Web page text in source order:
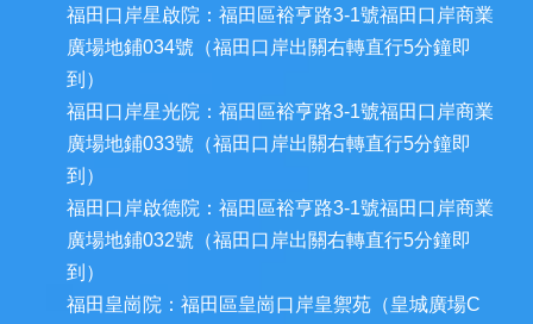
福田口岸星啟院：福田區裕亨路3-1號福田口岸商業
廣場地鋪034號（福田口岸出關右轉直行5分鐘即
到）
福田口岸星光院：福田區裕亨路3-1號福田口岸商業
廣場地鋪033號（福田口岸出關右轉直行5分鐘即
到）
福田口岸啟德院：福田區裕亨路3-1號福田口岸商業
廣場地鋪032號（福田口岸出關右轉直行5分鐘即
到）
福田皇崗院：福田區皇崗口岸皇禦苑（皇城廣場C